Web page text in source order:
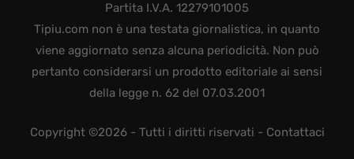
Partita I.V.A. 12279101005
Tipiu.com non è una testata giornalistica, in quanto
viene aggiornato senza alcuna periodicità. Non può
pertanto considerarsi un prodotto editoriale ai sensi
della legge n. 62 del 07.03.2001
Copyright ©2026 - Tutti i diritti riservati - Contattaci